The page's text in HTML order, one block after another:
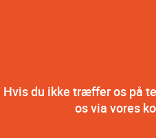
Hvis du ikke træffer os på
os via vores